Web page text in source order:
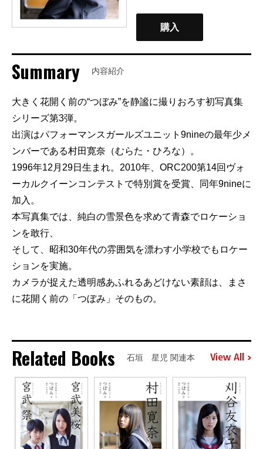
購入
Summary 内容紹介
大きく花開く前の“つぼみ”を静謐に撮りおろす初写真集
シリーズ第3弾。
出演はパフォーマンスガールズユニット9nineの最年少メ
ンバーである村田寛奈（むらた・ひろな）。
1996年12月29日生まれ。2010年、ORC200第14回ヴォ
ーカルクイーンコンテストで特別賞を受賞、同年9nineに
加入。
本写真集では、純白の雪景色を求めて青森でロケーショ
ンを敢行、
そして、昭和30年代の雰囲気を漂わす小学校でもロケー
ションを実施。
カメラが捉えた透明感あふれるあどけない素顔は、まさ
に花開く前の「つぼみ」そのもの。
Related Books 石垣 星児 関連本 View All